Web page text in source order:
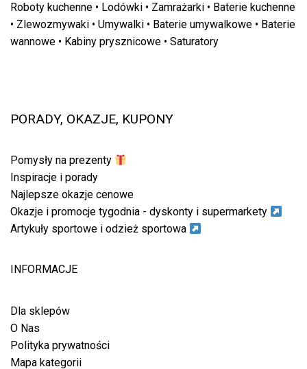
Roboty kuchenne • Lodówki • Zamrażarki • Baterie kuchenne
• Zlewozmywaki • Umywalki • Baterie umywalkowe • Baterie
wannowe • Kabiny prysznicowe • Saturatory
PORADY, OKAZJE, KUPONY
Pomysły na prezenty
Inspiracje i porady
Najlepsze okazje cenowe
Okazje i promocje tygodnia - dyskonty i supermarkety
Artykuły sportowe i odzież sportowa
INFORMACJE
Dla sklepów
O Nas
Polityka prywatności
Mapa kategorii